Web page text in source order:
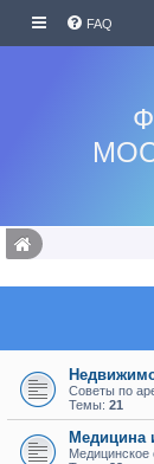
FAQ
Советы по
Темы: 21
Медицина
Медицинское